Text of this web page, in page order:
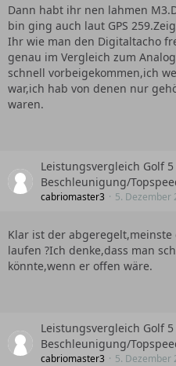
Dann habt ihr nen lahmen
bin ging auch laut GPS
Ihr wie man den Digitaltacho
genau im Vergleich zum
schnell vorbeigekommen,ich
war,ich hab von denen nur
waren.
Leistungsvergleich Golf 5
Beschleunigung/
cabriomaster3 5. Dezember
Klar ist der
laufen ?Ich denke,dass man
könnte,wenn er offen wäre.
Leistungsvergleich Golf 5
Beschleunigung/
cabriomaster3 5. Dezember